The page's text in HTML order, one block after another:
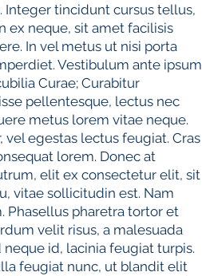
Integer tincidunt cursus tellus,
ex neque, sit amet facilisis
In vel metus ut nisi porta
Vestibulum ante ipsum
Curae; Curabitur
pellentesque, lectus nec
metus lorem vitae neque.
egestas lectus feugiat. Cras
lorem. Donec at
elit ex consectetur elit, sit
vitae sollicitudin est. Nam
Phasellus pharetra tortor et
velit risus, a malesuada
id, lacinia feugiat turpis.
feugiat nunc, ut blandit elit